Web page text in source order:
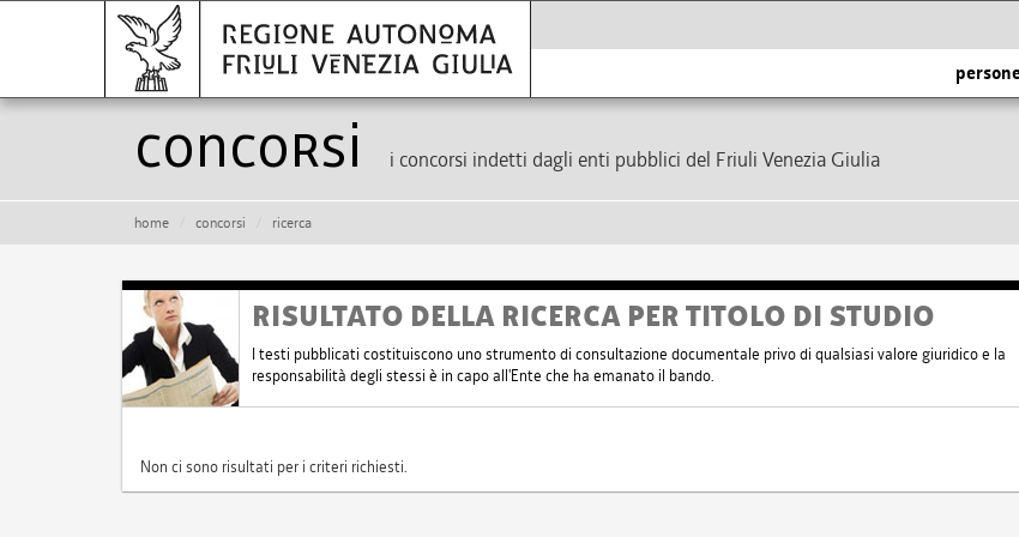
Concorsi i concorsi indetti dagli enti pubblici del Friuli Venezia Giulia
home concorsi ricerca
RISULTATO DELLA RICERCA PER TITOLO DI STUDIO
I testi pubblicati costituiscono uno strumento di consultazione documentale privo di qualsiasi valore giuridico e la
responsabilità degli stessi è in capo all'Ente che ha emanato il bando.
Non ci sono risultati per i criteri richiesti.